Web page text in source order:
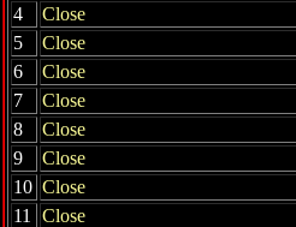
4
Close
5
Close
6
Close
7
Close
8
Close
9
Close
10 Close
11
Close